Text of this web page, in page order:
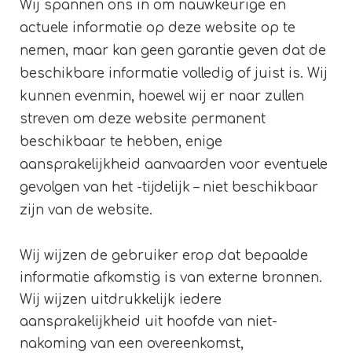
Wij spannen ons in om nauwkeurige en
actuele informatie op deze website op te
nemen, maar kan geen garantie geven dat de
beschikbare informatie volledig of juist is. Wij
kunnen evenmin, hoewel wij er naar zullen
streven om deze website permanent
beschikbaar te hebben, enige
aansprakelijkheid aanvaarden voor eventuele
gevolgen van het -tijdelijk – niet beschikbaar
zijn van de website.
Wij wijzen de gebruiker erop dat bepaalde
informatie afkomstig is van externe bronnen.
Wij wijzen uitdrukkelijk iedere
aansprakelijkheid uit hoofde van niet-
nakoming van een overeenkomst,